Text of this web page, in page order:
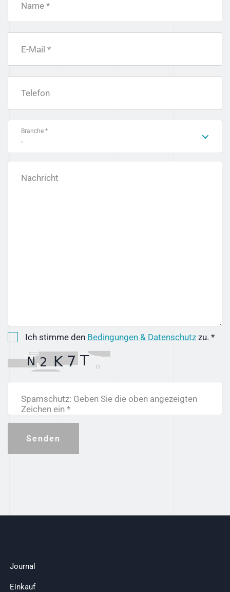
Name *
E-Mail *
Telefon
Branche *
-
Nachricht
Ich stimme den Bedingungen & Datenschutz zu. *
Spamschutz: Geben Sie die oben angezeigten
Zeichen ein *
Senden
Journal
Einkauf